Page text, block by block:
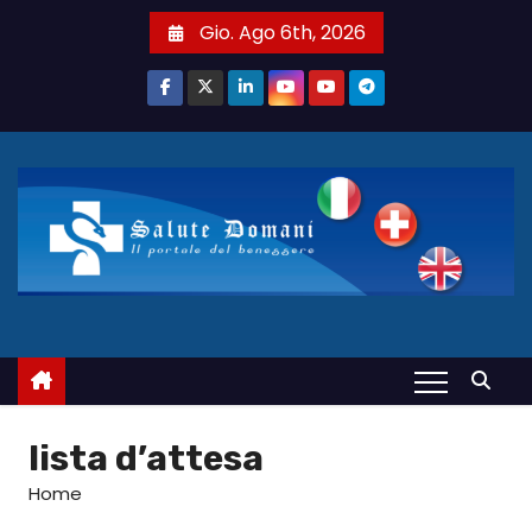
n
Gio. Ago 6th, 2026
lista d’attesa
Home